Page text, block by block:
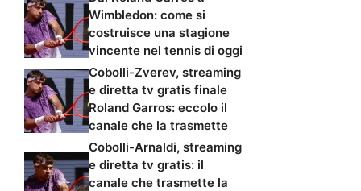
Wimbledon: come si
costruisce una stagione
vincente nel tennis di oggi
Cobolli-Zverev, streaming
e diretta tv gratis finale
Roland Garros: eccolo il
canale che la trasmette
Cobolli-Arnaldi, streaming
e diretta tv gratis: il
canale che trasmette la